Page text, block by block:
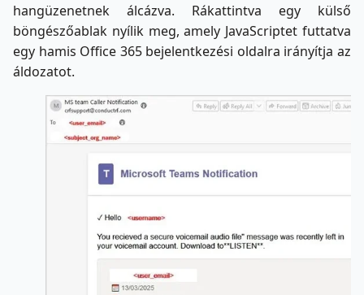
hangüzenetnek álcázva. Rákattintva egy külső
böngészőablak nyílik meg, amely JavaScriptet futtatva
egy hamis Office 365 bejelentkezési oldalra irányítja az
áldozatot.